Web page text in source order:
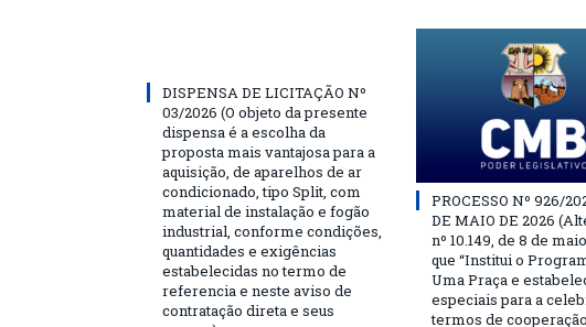
DISPENSA DE LICITAÇÃO Nº
03/2026 (O objeto da presente
dispensa é a escolha da
proposta mais vantajosa para a
aquisição, de aparelhos de ar
condicionado, tipo Split, com
material de instalação e fogão
industrial, conforme condições,
quantidades e exigências
estabelecidas no termo de
referencia e neste aviso de
contratação direta e seus
PROCESSO Nº 926/
DE MAIO DE 2026
nº 10.149, de 8 de
que “Institui o
Uma Praça e
especiais para a
termos de